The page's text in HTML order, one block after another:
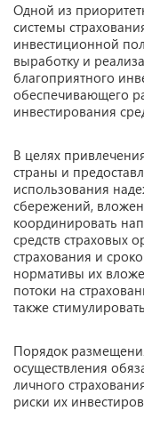
Одной из
системы
инвестиционной
выработку и
благоприятного
обеспечивающего
инвестирования
В целях
страны и
использования
сбережений,
координировать
средств страховых
страхования и
нормативы их
потоки на
также
Порядок
осуществления
личного
риски их